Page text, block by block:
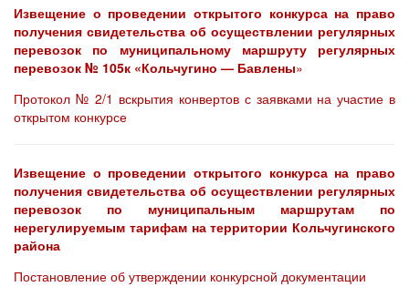
Извещение о проведении открытого конкурса на право
получения свидетельства об осуществлении регулярных
перевозок по муниципальному маршруту регулярных
перевозок № 105к «Кольчугино — Бавлены»
Протокол № 2/1 вскрытия конвертов с заявками на участие в
открытом конкурсе
Извещение о проведении открытого конкурса на право
получения свидетельства об осуществлении регулярных
перевозок по муниципальным маршрутам по
нерегулируемым тарифам на территории Кольчугинского
района
Постановление об утверждении конкурсной документации